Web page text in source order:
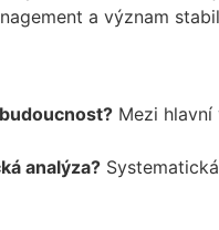
a význam
Mezi
analýza?